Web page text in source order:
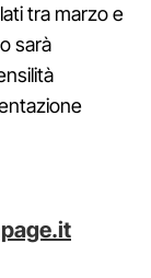
tra marzo e
sarà